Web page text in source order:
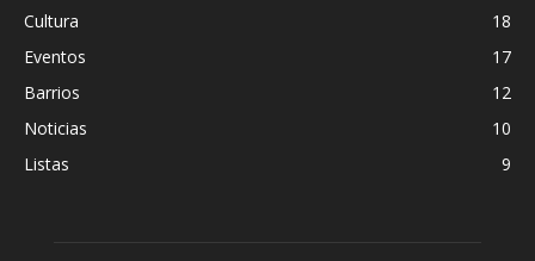
Cultura
18
Eventos
17
Barrios
12
Noticias
10
Listas
9